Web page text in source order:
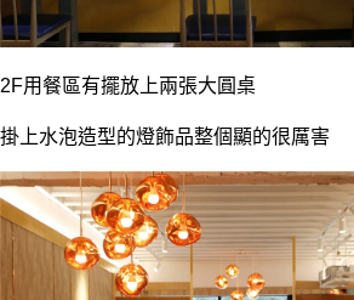
2F用餐區有擺放上兩張大圓桌
掛上水泡造型的燈飾品整個顯的很厲害